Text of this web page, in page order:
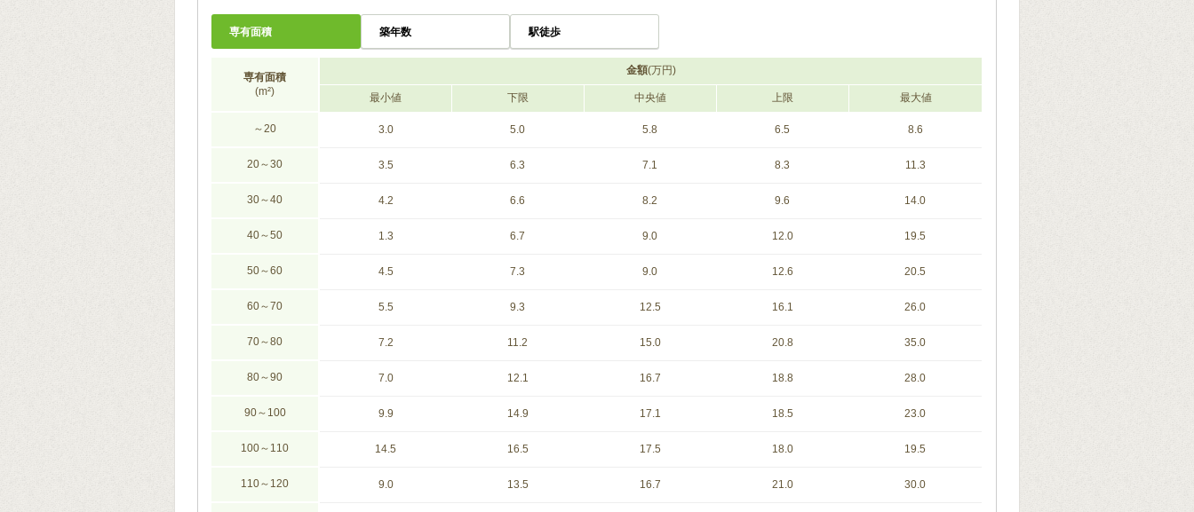
専有面積 築年数 駅徒歩
専有面積
(m²)
金額(万円)
最小値 下限 中央値 上限 最大値
～20 3.0 5.0 5.8 6.5 8.6
20～30 3.5 6.3 7.1 8.3 11.3
30～40 4.2 6.6 8.2 9.6 14.0
40～50 1.3 6.7 9.0 12.0 19.5
50～60 4.5 7.3 9.0 12.6 20.5
60～70 5.5 9.3 12.5 16.1 26.0
70～80 7.2 11.2 15.0 20.8 35.0
80～90 7.0 12.1 16.7 18.8 28.0
90～100 9.9 14.9 17.1 18.5 23.0
100～110 14.5 16.5 17.5 18.0 19.5
110～120 9.0 13.5 16.7 21.0 30.0